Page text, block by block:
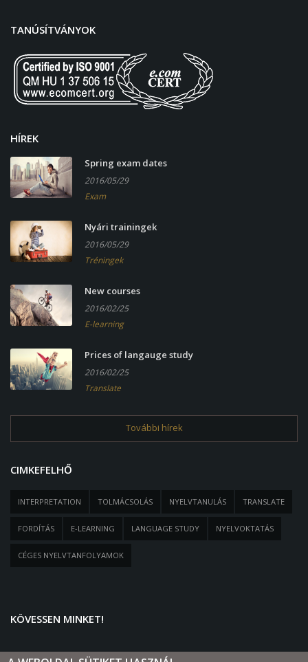
TANÚSÍTVÁNYOK
HÍREK
Spring exam dates
2016/05/29
Exam
Nyári trainingek
2016/05/29
Tréningek
New courses
2016/02/25
E-learning
Prices of langauge study
2016/02/25
Translate
További hírek
CIMKEFELHŐ
INTERPRETATION TOLMÁCSOLÁS NYELVTANULÁS TRANSLATE
FORDÍTÁS E-LEARNING LANGUAGE STUDY NYELVOKTATÁS
CÉGES NYELVTANFOLYAMOK
KÖVESSEN MINKET!